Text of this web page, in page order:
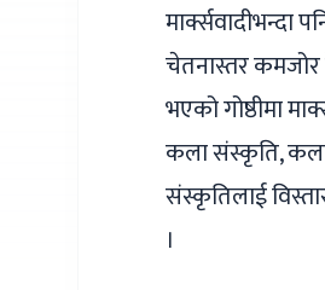
मार्क्सवादीभन्दा
चेतनास्तर कमजोर
भएको गोष्ठीमा
कला संस्कृति,
संस्कृतिलाई
।